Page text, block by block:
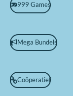
999 Games
Mega Bundels
Coöperatief